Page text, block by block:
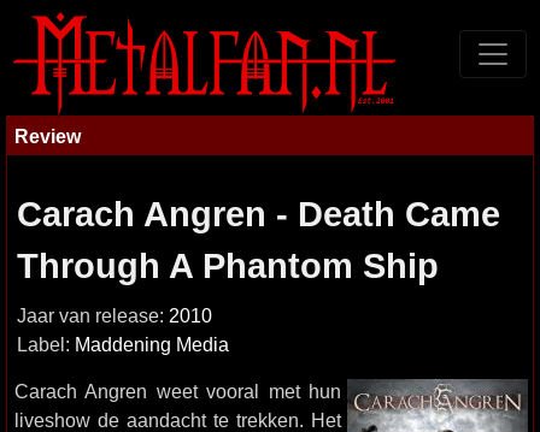
Review
Carach Angren - Death Came
Through A Phantom Ship
Jaar van release: 2010
Label: Maddening Media
Carach Angren weet vooral met hun
liveshow de aandacht te trekken. Het